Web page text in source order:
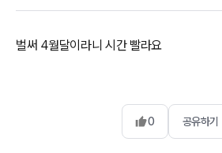
벌써 4월달이라니 시간 빨라요
0 공유하기